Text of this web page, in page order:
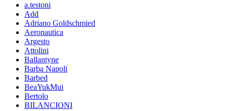
a.testoni
Add
Adriano Goldschmied
Aeronautica
Argesto
Attolini
Ballantyne
Barba Napoli
Barbed
BeaYukMui
Bertolo
BILANCIONI